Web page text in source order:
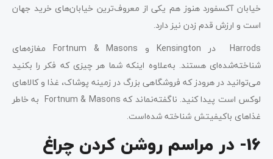
خیابان آکسفورد هنوز هم یکی از معروف‌ترین خیابان‌های خرید جهان
است و ارزش قدم زدن نیز دارد.
Harrods در Kensington و Fortnum & Masons مغازه‌های
شناخته‌شده‌ای هستند. به‌علاوه اینکه شما هر چیزی که فکر را بکنید
می‌توانید در هرودز که فروشگاهی بزرگ در زمینه پوشاک، غذا و کالاهای
لوکس است پیدا ‌کنید. ناگفته‌نماند که Fortnum & Masons به خاطر
غذاهای باکیفیتش شناخته شده‌است.
16- در مراسم روشن کردن چراغ